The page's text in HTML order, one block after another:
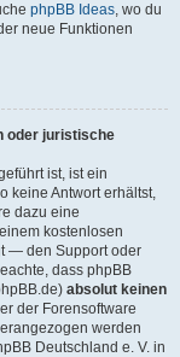
phpBB Ideas, wo du
neue Funktionen
oder juristische
ist, ist ein
keine Antwort erhältst,
dazu eine
kostenlosen
— den Support oder
dass phpBB
absolut keinen
der Forensoftware
werden
Deutschland e. V. in